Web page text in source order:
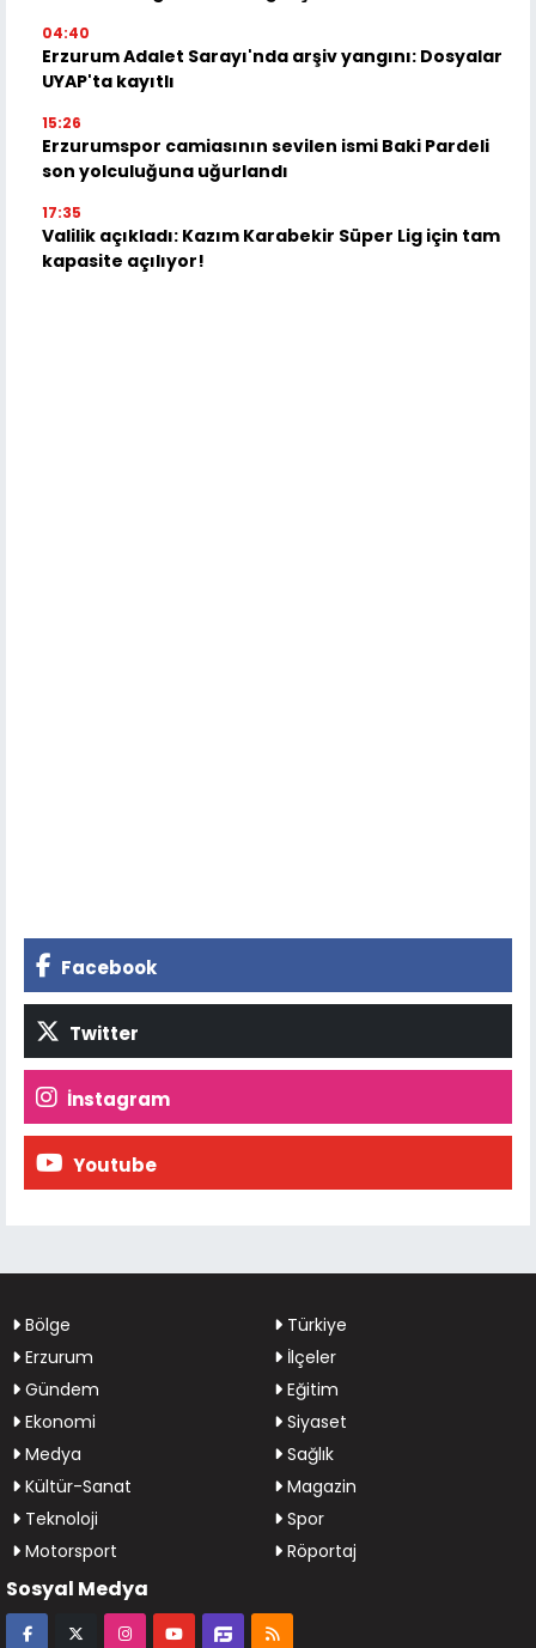
04:40
Erzurum Adalet Sarayı'nda arşiv yangını: Dosyalar
UYAP'ta kayıtlı
15:26
Erzurumspor camiasının sevilen ismi Baki Pardeli
son yolculuğuna uğurlandı
17:35
Valilik açıkladı: Kazım Karabekir Süper Lig için tam
kapasite açılıyor!
Facebook
Twitter
İnstagram
Youtube
Bölge
Türkiye
Erzurum
İlçeler
Gündem
Eğitim
Ekonomi
Siyaset
Medya
Sağlık
Kültür-Sanat
Magazin
Teknoloji
Spor
Motorsport
Röportaj
Sosyal Medya